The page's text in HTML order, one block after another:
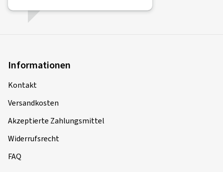
Informationen
Kontakt
Versandkosten
Akzeptierte Zahlungsmittel
Widerrufsrecht
FAQ